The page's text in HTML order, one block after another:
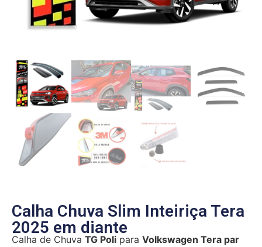
Calha Chuva Slim Inteiriça Tera
2025 em diante
Calha de Chuva TG Poli para Volkswagen Tera par